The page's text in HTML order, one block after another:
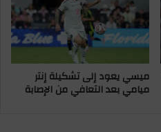
ميسي يعود إلى تشكيلة إنتر
ميامي بعد التعافي من الإصابة